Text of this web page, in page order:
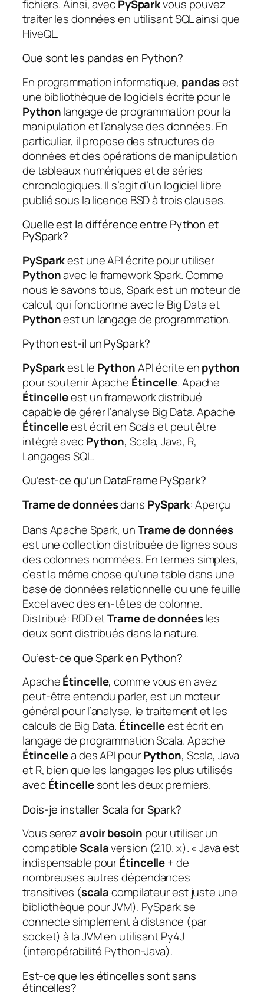
fichiers. Ainsi, avecPySparkvous pouvez
traiter les données en utilisant SQL ainsi que
HiveQL.
Que sont les pandas en Python?
En programmation informatique, pandasest
une bibliothèque de logiciels écrite pour le
Pythonlangage de programmation pour la
manipulation et l’analyse des données. En
particulier, il propose des structures de
données et des opérations de manipulation
de tableaux numériques et de séries
chronologiques. Il s’agit d’un logiciel libre
publié sous la licence BSD à trois clauses.
Quelle est la différence entre Python et
PySpark?
PySparkest une API écrite pour utiliser
Pythonavec le framework Spark. Comme
nous le savons tous, Spark est un moteur de
calcul, qui fonctionne avec le Big Data et
Pythonest un langage de programmation.
Python est-il un PySpark?
PySparkest le PythonAPI écrite enpython
pour soutenir Apache Étincelle. Apache
Étincelleest un framework distribué
capable de gérer l’analyse Big Data. Apache
Étincelleest écrit en Scala et peut être
intégré avecPython, Scala, Java, R,
Langages SQL.
Qu’est-ce qu’un DataFrame PySpark?
Trame de donnéesdans PySpark: Aperçu
Dans Apache Spark, unTrame de données
est une collection distribuée de lignes sous
des colonnes nommées. En termes simples,
c’est la même chose qu’une table dans une
base de données relationnelle ou une feuille
Excel avec des en-têtes de colonne.
Distribué: RDD etTrame de donnéesles
deux sont distribués dans la nature.
Qu’est-ce que Spark en Python?
ApacheÉtincelle, comme vous en avez
peut-être entendu parler, est un moteur
général pour l’analyse, le traitement et les
calculs de Big Data. Étincelleest écrit en
langage de programmation Scala. Apache
Étincellea des API pourPython, Scala, Java
et R, bien que les langages les plus utilisés
avecÉtincellesont les deux premiers.
Dois-je installer Scala for Spark?
Vous serezavoir besoin pour utiliser un
compatibleScalaversion (2.10. x). « Java est
indispensable pourÉtincelle+ de
nombreuses autres dépendances
transitives (scalacompilateur est juste une
bibliothèque pour JVM). PySpark se
connecte simplement à distance (par
socket) à la JVM en utilisant Py4J
(interopérabilité Python-Java).
Est-ce que les étincelles sont sans
étincelles?